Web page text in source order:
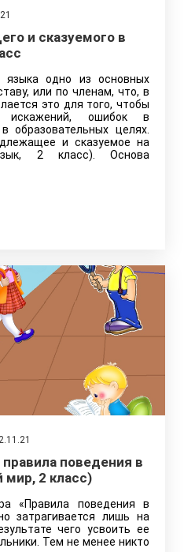
и сказуемого в
языка одно из основных
или по членам, что, в
это для того, чтобы
искажений, ошибок в
образовательных целях.
и сказуемое на
2 класс). Основа
поведения в
2 класс)
«Правила поведения в
затрагивается лишь на
чего усвоить ее
Тем не менее никто